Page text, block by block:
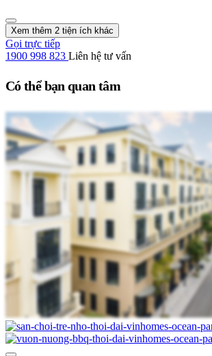
Xem thêm 2 tiện ích khác
Gọi trực tiếp
1900 998 823 Liên hệ tư vấn
Có thể bạn quan tâm